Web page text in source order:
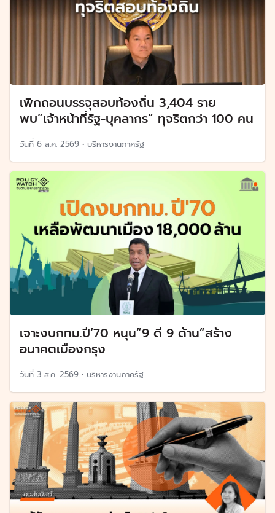
เพิกถอนบรรจุสอบท้องถิ่น 3,404 ราย
พบ”เจ้าหน้าที่รัฐ-บุคลากร” ทุจริตกว่า 100 คน
วันที่ 6 ส.ค. 2569 • บริหารงานภาครัฐ
เจาะงบกทม.ปี’70 หนุน”9 ดี 9 ด้าน”สร้าง
อนาคตเมืองกรุง
วันที่ 3 ส.ค. 2569 • บริหารงานภาครัฐ